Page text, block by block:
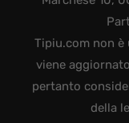
Tipiu.com non
viene
pertanto
della